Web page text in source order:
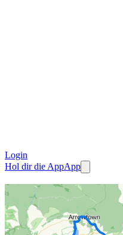
Login
Hol dir die AppApp